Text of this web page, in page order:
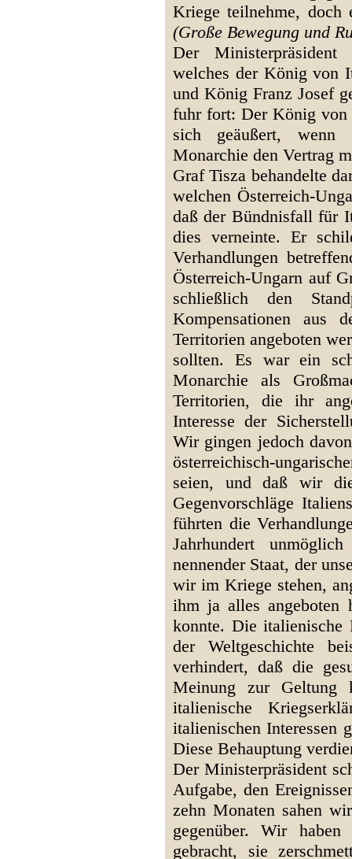
Kriege teilnehme, doch
(Große Bewegung und
Der Ministerpräsident
welches der König von
und König Franz Josef
fuhr fort: Der König von
sich geäußert, wenn
Monarchie den Vertrag
Graf Tisza behandelte
welchen Österreich-
daß der Bündnisfall für
dies verneinte. Er
Verhandlungen
Österreich-Ungarn auf
schließlich den
Kompensationen aus
Territorien angeboten
sollten. Es war ein
Monarchie als
Territorien, die ihr
Interesse der
Wir gingen jedoch
österreichisch-
seien, und daß wir
Gegenvorschläge
führten die
Jahrhundert
nennender Staat, der
wir im Kriege stehen,
ihm ja alles angeboten
konnte. Die italienische
der Weltgeschichte
verhindert, daß die
Meinung zur Geltung
italienische
italienischen Interessen
Diese Behauptung
Der Ministerpräsident
Aufgabe, den
zehn Monaten sahen
gegenüber. Wir
gebracht, sie